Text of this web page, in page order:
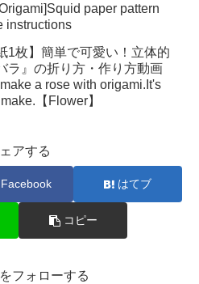
paper pattern
instructions
1枚】簡単で可愛い！立体的
ラ』の折り方・作り方動画
a rose with origami.It's
【Flower】
アする
Facebook はてブ
コピー
フォローする